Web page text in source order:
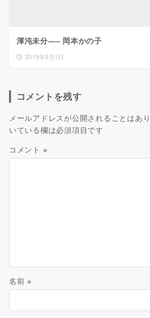
渾沌未分—– 岡本かの子
2019年5月1日
コメントを残す
メールアドレスが公開されることはあり
いている欄は必須項目です
コメント ※
名前※